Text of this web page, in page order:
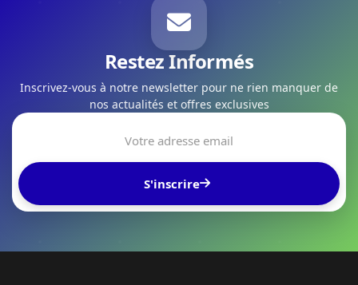
Restez Informés
Inscrivez-vous à notre newsletter pour ne rien manquer de
nos actualités et offres exclusives
S'inscrire